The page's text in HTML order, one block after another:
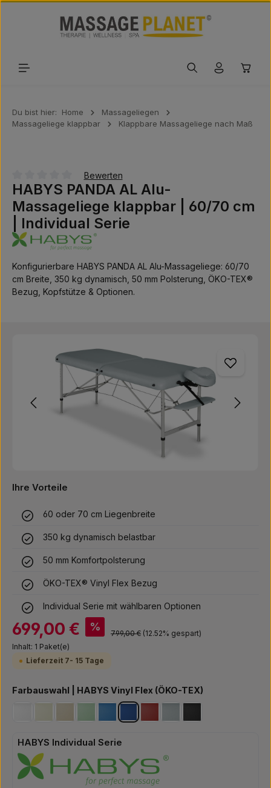
Du bist hier: Home
Massageliegen
Massageliege klappbar
Klappbare Massageliege nach Maß
Durchschnittliche Bewertung von 0 von 5 Sternen
Bewerten
HABYS PANDA AL Alu-
Massageliege klappbar | 60/70 cm
| Individual Serie
Konfigurierbare HABYS PANDA AL Alu-Massageliege: 60/70
cm Breite, 350 kg dynamisch, 50 mm Polsterung, ÖKO-TEX®
Bezug, Kopfstütze & Optionen.
Ihre Vorteile
60 oder 70 cm Liegenbreite
350 kg dynamisch belastbar
50 mm Komfortpolsterung
ÖKO-TEX® Vinyl Flex Bezug
Individual Serie mit wählbaren Optionen
Verkaufspreis:
699,00 € % Regulärer Preis:
799,00 € (12.52% gespart)
Inhalt: 1 Paket(e)
Lieferzeit 7- 15 Tage
Farbauswahl | HABYS Vinyl Flex (ÖKO-TEX)
weiß elfenbein beige *** Bestseller ***
hellgrün *** Bestseller ***
blau navy blau *** Bestseller ***
rot grau schwarz
HABYS Individual Serie